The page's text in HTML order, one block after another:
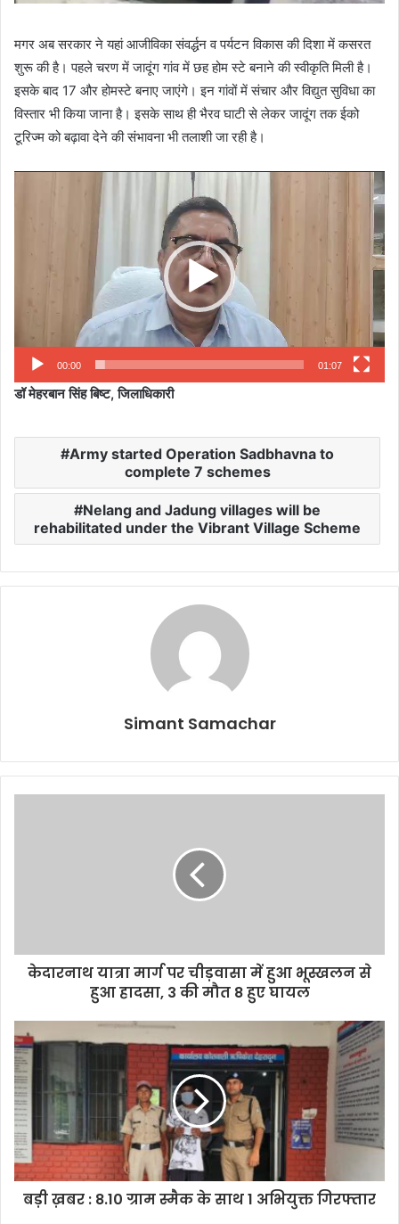
मगर अब सरकार ने यहां आजीविका संवर्द्धन व पर्यटन विकास की दिशा में कसरत
शुरू की है। पहले चरण में जादूंग गांव में छह होम स्टे बनाने की स्वीकृति मिली है।
इसके बाद 17 और होमस्टे बनाए जाएंगे। इन गांवों में संचार और विद्युत सुविधा का
विस्तार भी किया जाना है। इसके साथ ही भैरव घाटी से लेकर जादूंग तक ईको
टूरिज्म को बढ़ावा देने की संभावना भी तलाशी जा रही है।
00:00 01:07
डॉ मेहरबान सिंह बिष्ट, जिलाधिकारी
Army started Operation Sadbhavna to
complete 7 schemes
Nelang and Jadung villages will be
rehabilitated under the Vibrant Village Scheme
Simant Samachar
केदारनाथ यात्रा मार्ग पर चीड़वासा में हुआ भूस्खलन से
हुआ हादसा, 3 की मौत 8 हुए घायल
बड़ी ख़बर : 8.10 ग्राम स्मैक के साथ 1 अभियुक्त गिरफ्तार